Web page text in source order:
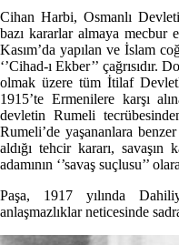
Cihan Harbi, Osmanlı
bazı kararlar almaya mecbur
Kasım’da yapılan ve İslam
‘’Cihad-ı Ekber’’ çağrısıdır.
olmak üzere tüm İtilaf
1915’te Ermenilere karşı
devletin Rumeli
Rumeli’de yaşananlara
aldığı tehcir kararı,
adamının ‘’savaş suçlusu’’
Paşa, 1917 yılında
anlaşmazlıklar neticesinde